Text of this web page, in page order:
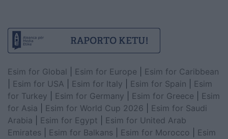
Esim for Global Esim for Europe
Esim for Caribbean
Esim for USA Esim for Italy Esim for Spain
Esim
for Turkey
Esim for Germany Esim for Greece
Esim
for Asia
Esim for World Cup 2026
Esim for Saudi
Arabia
Esim for Egypt
Esim for United Arab
Emirates
Esim for Balkans Esim for Morocco
Esim